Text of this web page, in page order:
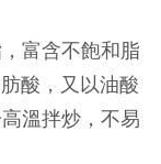
富含不飽和脂
酸，又以油酸
溫拌炒，不易